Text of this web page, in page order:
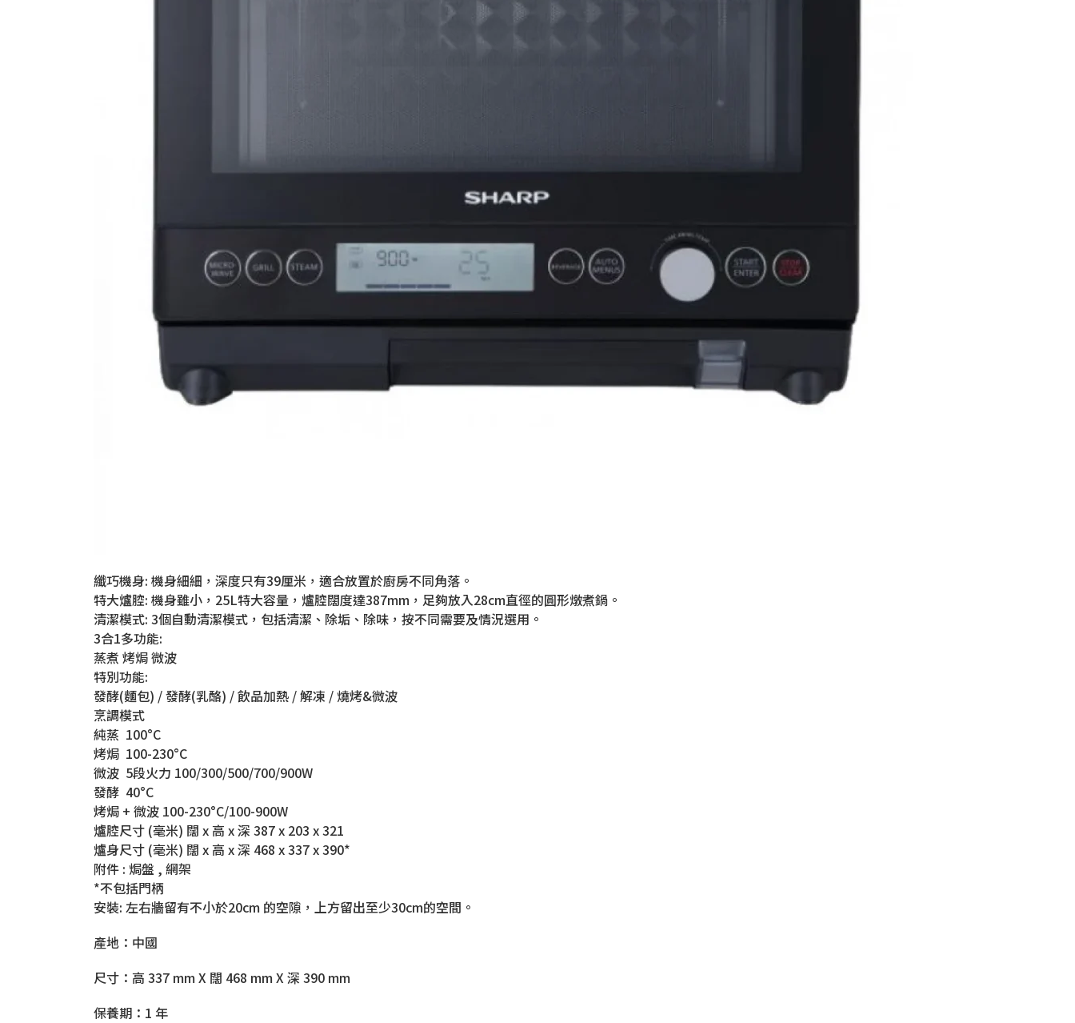
纖巧機身: 機身細細，深度只有39厘米，適合放置於廚房不同角落。
特大爐腔: 機身雖小，25L特大容量，爐腔闊度達387mm，足夠放入28cm直徑的圓形燉煮鍋。
清潔模式: 3個自動清潔模式，包括清潔、除垢、除味，按不同需要及情況選用。
3合1多功能:
蒸煮 烤焗 微波
特別功能:
發酵(麵包) / 發酵(乳酪) / 飲品加熱 / 解凍 / 燒烤&微波
烹調模式
純蒸 100°C
烤焗 100-230°C
微波 5段火力 100/300/500/700/900W
發酵 40°C
烤焗 + 微波 100-230°C/100-900W
爐腔尺寸 (毫米) 闊 x 高 x 深 387 x 203 x 321
爐身尺寸 (毫米) 闊 x 高 x 深 468 x 337 x 390*
附件 : 焗盤 , 網架
*不包括門柄
安裝: 左右牆留有不小於20cm 的空隙，上方留出至少30cm的空間。
產地：中國
尺寸：高 337 mm X 闊 468 mm X 深 390 mm
保養期：1 年